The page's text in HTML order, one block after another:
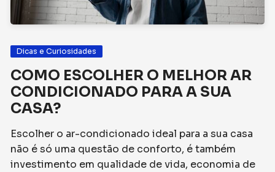
Dicas e Curiosidades
COMO ESCOLHER O MELHOR AR
CONDICIONADO PARA A SUA
CASA?
Escolher o ar-condicionado ideal para a sua casa
não é só uma questão de conforto, é também
investimento em qualidade de vida, economia de